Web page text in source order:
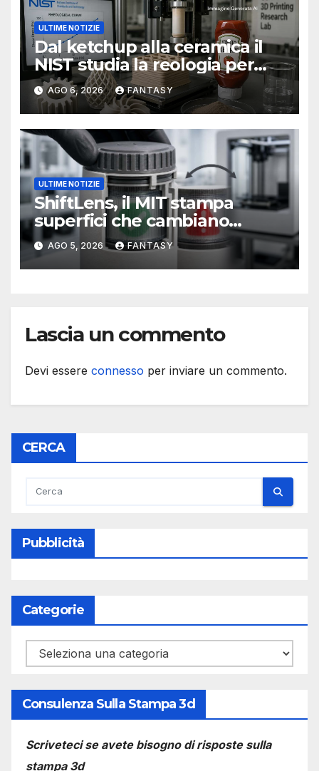
ULTIME NOTIZIE
Dal ketchup alla ceramica il
NIST studia la reologia per
rendere più affidabile la
stampa 3D
AGO 6, 2026 FANTASY
ULTIME NOTIZIE
ShiftLens, il MIT stampa
superfici che cambiano
immagine senza elettronica
AGO 5, 2026 FANTASY
Lascia un commento
Devi essere connesso per inviare un commento.
CERCA
Pubblicità
Categorie
Categorie
Consulenza Sulla Stampa 3d
Scriveteci se avete bisogno di risposte sulla
stampa 3d